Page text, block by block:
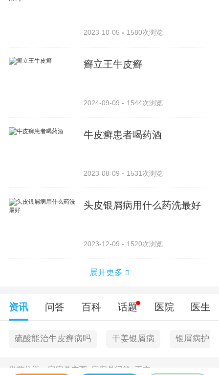
2023-10-05 1580次浏览
癣立王牛皮癣
2024-09-09 1544次浏览
牛皮癣患者喝药酒
2023-08-09 1531次浏览
头皮银屑病用什么药洗最好
2023-12-09 1520次浏览
展开更多
资讯 问答 百科 话题 医院 医生
硫酸能治牛皮癣病吗 干姜银屑病 银屑病护
当前位置： 定安县主页> 定安县问答> 正文